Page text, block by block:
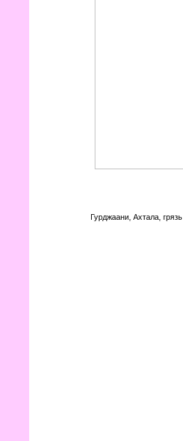
Гурджаани, Ахтала, грязь